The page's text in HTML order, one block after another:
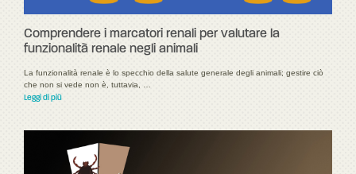
Comprendere i marcatori renali per valutare la
funzionalità renale negli animali
La funzionalità renale è lo specchio della salute generale degli animali; gestire ciò
che non si vede non è, tuttavia, …
Leggi di più